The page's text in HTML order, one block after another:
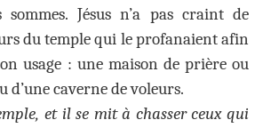
Jésus n’a pas craint de
du temple qui le profanaient afin
usage : une maison de prière ou
d’une caverne de voleurs.
et il se mit à chasser ceux qui